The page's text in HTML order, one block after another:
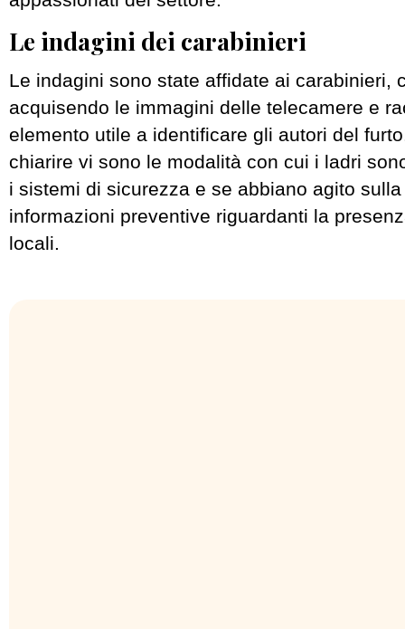
Le indagini dei carabinieri
Le indagini sono state affidate ai carabinieri,
acquisendo le immagini delle telecamere e
elemento utile a identificare gli autori del
chiarire vi sono le modalità con cui i ladri
i sistemi di sicurezza e se abbiano agito
informazioni preventive riguardanti la
locali.